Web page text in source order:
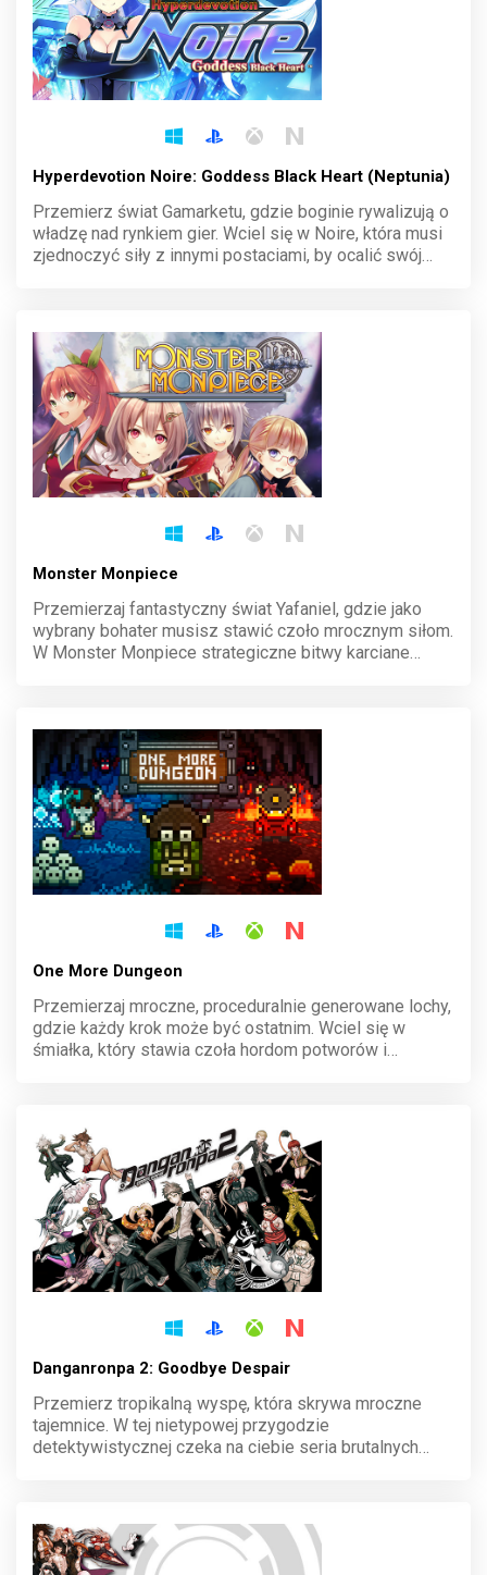
Hyperdevotion Noire: Goddess Black Heart (Neptunia)
Przemierz świat Gamarketu, gdzie boginie rywalizują o
władzę nad rynkiem gier. Wciel się w Noire, która musi
zjednoczyć siły z innymi postaciami, by ocalić swój
Monster Monpiece
Przemierzaj fantastyczny świat Yafaniel, gdzie jako
wybrany bohater musisz stawić czoło mrocznym siłom.
W Monster Monpiece strategiczne bitwy karciane
One More Dungeon
Przemierzaj mroczne, proceduralnie generowane lochy,
gdzie każdy krok może być ostatnim. Wciel się w
śmiałka, który stawia czoła hordom potworów i
Danganronpa 2: Goodbye Despair
Przemierz tropikalną wyspę, która skrywa mroczne
tajemnice. W tej nietypowej przygodzie
detektywistycznej czeka na ciebie seria brutalnych